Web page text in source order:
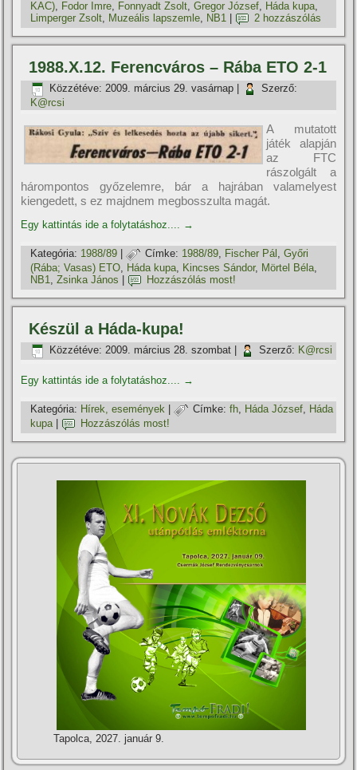
KAC), Fodor Imre, Fonnyadt Zsolt,Gregor József, Háda kupa,
Limperger Zsolt, Muzeális lapszemle, NB1 2 hozzászólás
1988.X.12. Ferencváros – Rába ETO 2-1
Közzétéve: 2009. március 29. vasárnap
Szerző:
K@rcsi
A mutatott
játék alapján
az FTC
rászolgált a
hárompontos győzelemre, bár a hajrában valamelyest
kiengedett, s ez majdnem megbosszulta magát.
Egy kattintás ide a folytatáshoz.... →
Kategória: 1988/89 | Címke: 1988/89, Fischer Pál ,Győri
(Rába; Vasas) ETO, Háda kupa, Kincses Sándor, Mörtel Béla,
NB1,Zsinka János Hozzászólás most!
Készül a Háda-kupa!
Közzétéve: 2009. március 28. szombat Szerző: K@rcsi
Egy kattintás ide a folytatáshoz.... →
Kategória: Hí­rek, események | Címke: fh, Háda József, Háda
kupa| Hozzászólás most!
Tapolca, 2027. január 9.